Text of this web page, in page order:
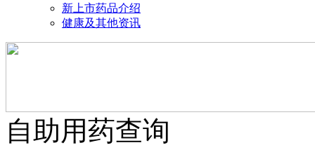
新上市药品介绍
健康及其他资讯
自助用药查询